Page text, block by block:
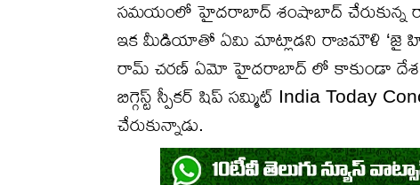
సమయంలో హైదరాబాద్ శంషాబాద్ చేరుకున్న
ఇక మీడియాతో ఏమి మాట్లాడని రాజమౌళి ‘జై
రామ్ చరణ్ ఏమో హైదరాబాద్ లో కాకుండా దేశ
బిగ్గెస్ట్ స్పీకర్ షిప్ సమ్మిట్ India Today
చేరుకున్నాడు.